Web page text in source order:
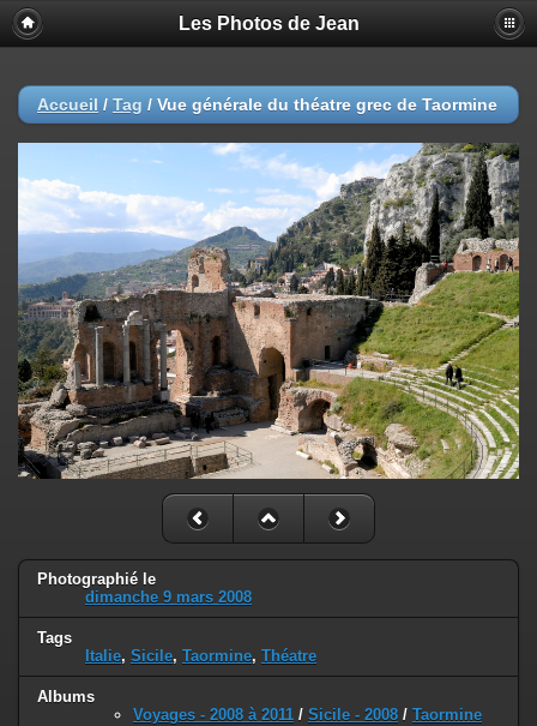
Les Photos de Jean
Accueil / Tag / Vue générale du théatre grec de Taormine
Photographié le
dimanche 9 mars 2008
Tags
Italie, Sicile, Taormine, Théatre
Albums
Voyages - 2008 à 2011 / Sicile - 2008 / Taormine